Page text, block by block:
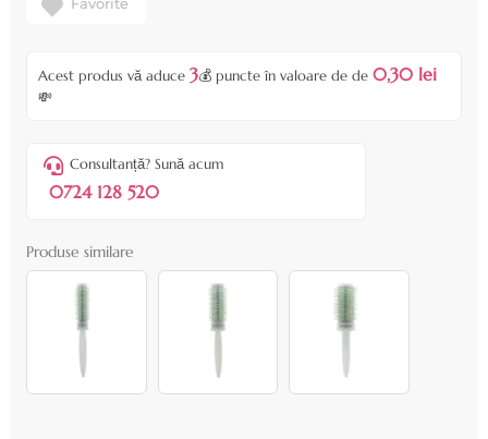
Acest produs vă aduce 3💰 puncte în valoare de de 0,30 lei
💸
Consultanță? Sună acum
0724 128 520
Produse similare